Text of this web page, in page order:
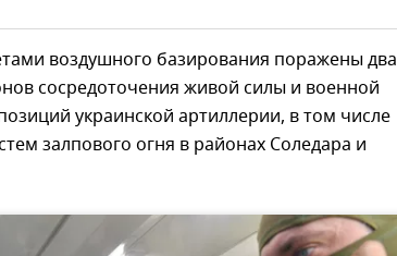
воздушного базирования поражены два
сосредоточения живой силы и военной
украинской артиллерии, в том числе
залпового огня в районах Соледара и